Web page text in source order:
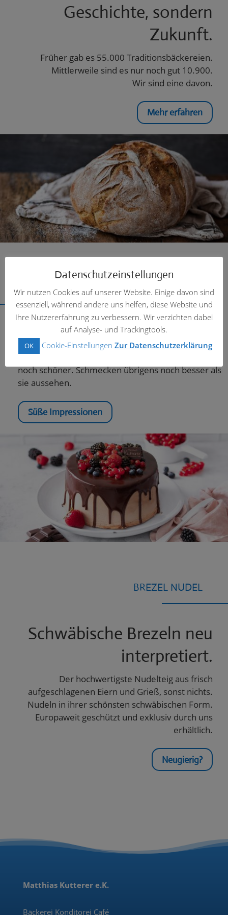
Geschichte, sondern
Zukunft.
Früher gab es 55.000 Traditionsbäckereien.
Mittlerweile sind es nur noch gut 10.900.
Wir sind eine davon.
Mehr erfahren
SORTIMENT
Das Leben ist schön.
Mit unseren leckeren Kunstwerken wird jeder Tag
noch schöner. Schmecken übrigens noch besser als
sie aussehen.
Süße Impressionen
BREZEL NUDEL
Schwäbische Brezeln neu
interpretiert.
Der hochwertigste Nudelteig aus frisch
aufgeschlagenen Eiern und Grieß, sonst nichts.
Nudeln in ihrer schönsten schwäbischen Form.
Europaweit geschützt und exklusiv durch uns
erhältlich.
Neugierig?
Matthias Kutterer e.K.
Bäckerei Konditorei Café
Datenschutzeinstellungen
Wir nutzen Cookies auf unserer Website. Einige davon sind
essenziell, während andere uns helfen, diese Website und
Ihre Nutzererfahrung zu verbessern. Wir verzichten dabei
auf Analyse- und Trackingtools.
OK Cookie-Einstellungen Zur Datenschutzerklärung